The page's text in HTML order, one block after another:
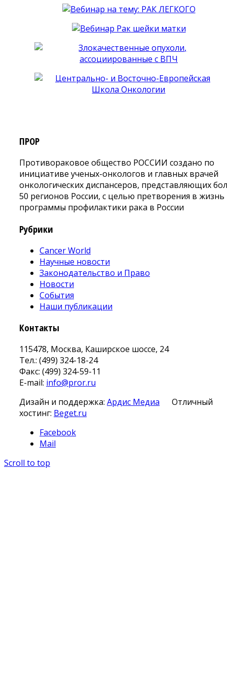
ПРОР
Противораковое общество РОССИИ создано по
инициативе ученых-онкологов и главных врачей
онкологических диспансеров, представляющих
50 регионов России, с целью претворения в жизнь
программы профилактики рака в России
Рубрики
Cancer World
Научные новости
Законодательство и Право
Новости
События
Наши публикации
Контакты
115478, Москва, Каширское шоссе, 24
Тел.: (499) 324-18-24
Факс: (499) 324-59-11
E-mail: info@pror.ru
Дизайн и поддержка: Ардис Медиа
Отличный
хостинг: Beget.ru
Facebook
Mail
Scroll to top